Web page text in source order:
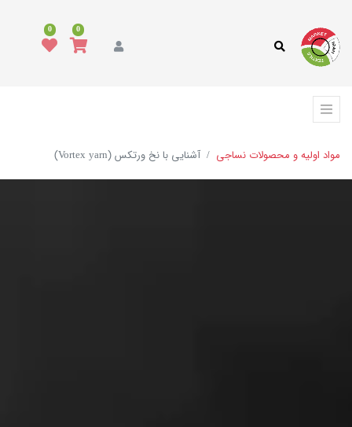
0
0
مواد اولیه و محصولات نساجی آشنایی با نخ ورتکس (Vortex yarn)